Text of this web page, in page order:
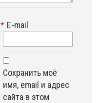
E-mail
*
Сохранить моё
имя, email и адрес
сайта в этом